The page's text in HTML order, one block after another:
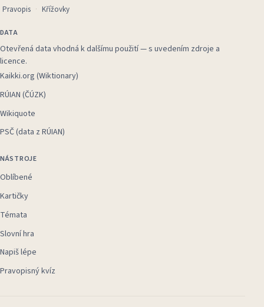
Pravopis Křížovky
DATA
Otevřená data vhodná k dalšímu použití — s uvedením zdroje a
licence.
Kaikki.org (Wiktionary)
RÚIAN (ČÚZK)
Wikiquote
PSČ (data z RÚIAN)
NÁSTROJE
Oblíbené
Kartičky
Témata
Slovní hra
Napiš lépe
Pravopisný kvíz